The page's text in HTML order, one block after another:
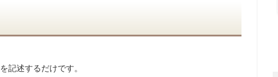
を記述するだけです。